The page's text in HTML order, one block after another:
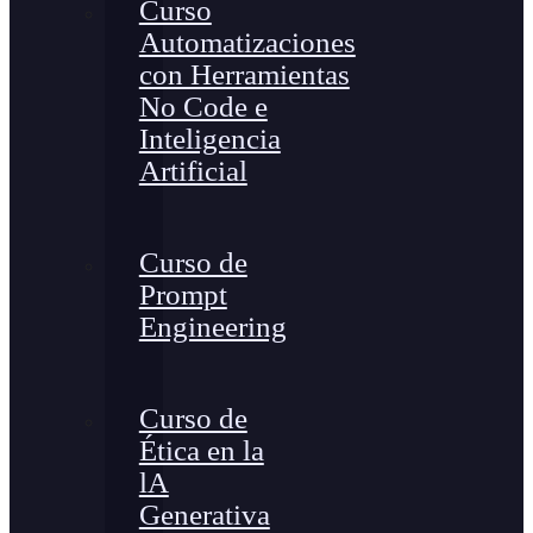
Curso
Automatizaciones
con Herramientas
No Code e
Inteligencia
Artificial
Curso de
Prompt
Engineering
Curso de
Ética en la
lA
Generativa